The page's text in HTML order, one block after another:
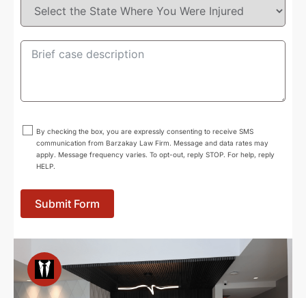
+1
By checking the box, you are expressly consenting to receive SMS
communication from Barzakay Law Firm. Message and data rates may
apply. Message frequency varies. To opt-out, reply STOP. For help, reply
HELP.
Submit Form